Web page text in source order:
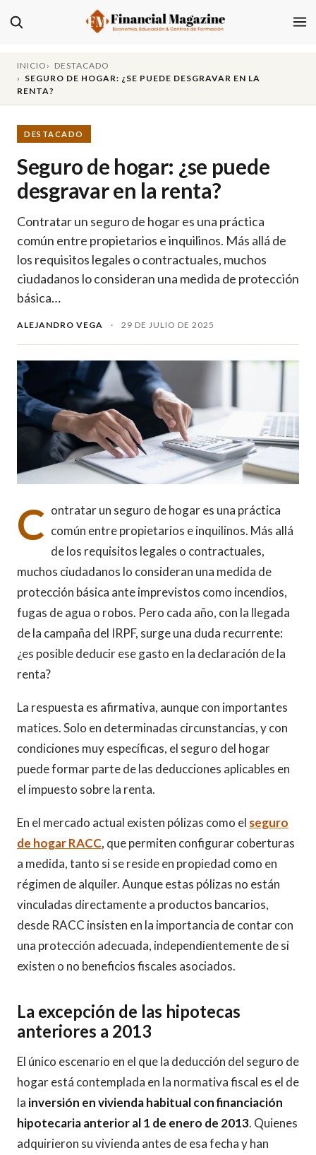
INICIO
DESTACADO
SEGURO DE HOGAR: ¿SE PUEDE DESGRAVAR EN LA
RENTA?
DESTACADO
Seguro de hogar: ¿se puede
desgravar en la renta?
Contratar un seguro de hogar es una práctica
común entre propietarios e inquilinos. Más allá de
los requisitos legales o contractuales, muchos
ciudadanos lo consideran una medida de protección
básica…
ALEJANDRO VEGA · 29 DE JULIO DE 2025
C ontratar un seguro de hogar es una práctica
común entre propietarios e inquilinos. Más allá
de los requisitos legales o contractuales,
muchos ciudadanos lo consideran una medida de
protección básica ante imprevistos como incendios,
fugas de agua o robos. Pero cada año, con la llegada
de la campaña del IRPF, surge una duda recurrente:
¿es posible deducir ese gasto en la declaración de la
renta?
La respuesta es afirmativa, aunque con importantes
matices. Solo en determinadas circunstancias, y con
condiciones muy específicas, el seguro del hogar
puede formar parte de las deducciones aplicables en
el impuesto sobre la renta.
En el mercado actual existen pólizas como el seguro
de hogar RACC, que permiten configurar coberturas
a medida, tanto si se reside en propiedad como en
régimen de alquiler. Aunque estas pólizas no están
vinculadas directamente a productos bancarios,
desde RACC insisten en la importancia de contar con
una protección adecuada, independientemente de si
existen o no beneficios fiscales asociados.
La excepción de las hipotecas
anteriores a 2013
El único escenario en el que la deducción del seguro de
hogar está contemplada en la normativa fiscal es el de
la inversión en vivienda habitual con financiación
hipotecaria anterior al 1 de enero de 2013. Quienes
adquirieron su vivienda antes de esa fecha y han